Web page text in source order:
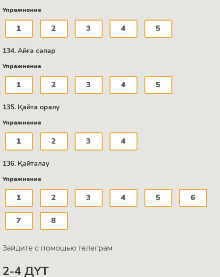
Упражнение
1 2 3 4 5
134. Айға сапар
Упражнение
1 2 3 4 5
135. Қайта оралу
Упражнение
1 2 3 4
136. Қайталау
Упражнение
1 2 3 4 5 6
7 8
Зайдите с помощью телеграм
2-4 ДҮТ